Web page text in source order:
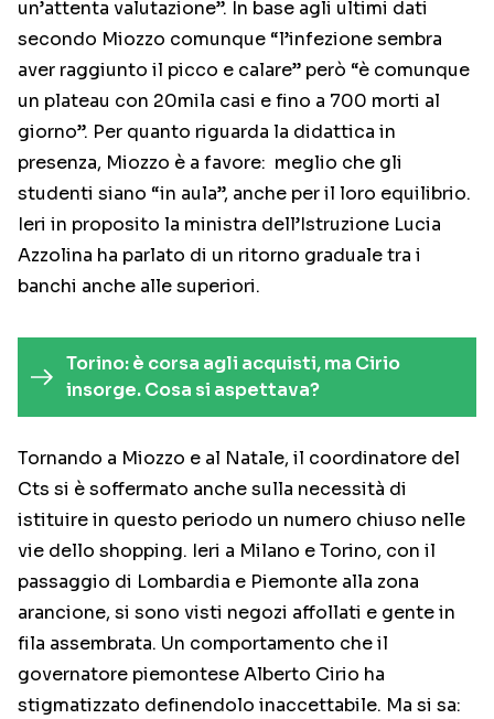
un’attenta valutazione”. In base agli ultimi dati
secondo Miozzo comunque “l’infezione sembra
aver raggiunto il picco e calare” però “è comunque
un plateau con 20mila casi e fino a 700 morti al
giorno”. Per quanto riguarda la didattica in
presenza, Miozzo è a favore: meglio che gli
studenti siano “in aula”, anche per il loro equilibrio.
Ieri in proposito la ministra dell’Istruzione Lucia
Azzolina ha parlato di un ritorno graduale tra i
banchi anche alle superiori.
Torino: è corsa agli acquisti, ma Cirio
insorge. Cosa si aspettava?
Tornando a Miozzo e al Natale, il coordinatore del
Cts si è soffermato anche sulla necessità di
istituire in questo periodo un numero chiuso nelle
vie dello shopping. Ieri a Milano e Torino, con il
passaggio di Lombardia e Piemonte alla zona
arancione, si sono visti negozi affollati e gente in
fila assembrata. Un comportamento che il
governatore piemontese Alberto Cirio ha
stigmatizzato definendolo inaccettabile. Ma si sa: